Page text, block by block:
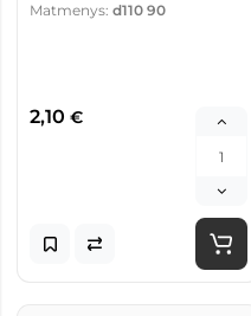
Matmenys: d110 90
2,10 €